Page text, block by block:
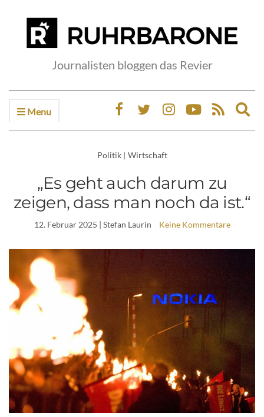
Journalisten bloggen das Revier
Menu
Politik | Wirtschaft
„Es geht auch darum zu
zeigen, dass man noch da ist.“
12. Februar 2025 | Stefan Laurin Keine Kommentare